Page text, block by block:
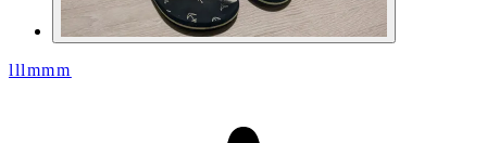
lllmmm